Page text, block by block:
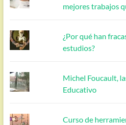
mejores trabajos
¿Por qué han
estudios?
Michel Foucault,
Educativo
Curso de